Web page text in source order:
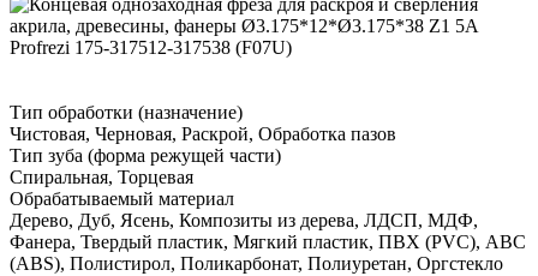
Тип обработки (назначение)
Чистовая, Черновая, Раскрой, Обработка пазов
Тип зуба (форма режущей части)
Спиральная, Торцевая
Обрабатываемый материал
Дерево, Дуб, Ясень, Композиты из дерева, ЛДСП, МДФ,
Фанера, Твердый пластик, Мягкий пластик, ПВХ (PVC), ABC
(ABS), Полистирол, Поликарбонат, Полиуретан, Оргстекло